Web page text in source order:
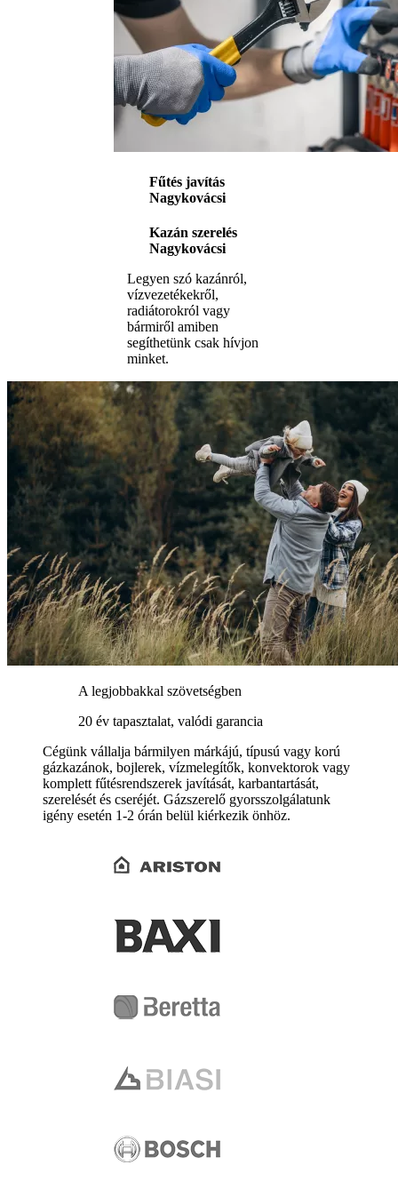
Fűtés javítás
Nagykovácsi
Kazán szerelés
Nagykovácsi
Legyen szó kazánról,
vízvezetékekről,
radiátorokról vagy
bármiről amiben
segíthetünk csak hívjon
minket.
A legjobbakkal szövetségben
20 év tapasztalat, valódi garancia
Cégünk vállalja bármilyen márkájú, típusú vagy korú
gázkazánok, bojlerek, vízmelegítők, konvektorok vagy
komplett fűtésrendszerek javítását, karbantartását,
szerelését és cseréjét. Gázszerelő gyorsszolgálatunk
igény esetén 1-2 órán belül kiérkezik önhöz.